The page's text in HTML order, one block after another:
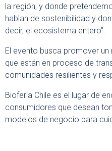
la región, y donde
hablan de sostenibilidad y
decir, el ecosistema entero”.
El evento busca promover
que están en proceso de
comunidades resilientes y
Bioferia Chile es el lugar de
consumidores que desean
modelos de negocio para